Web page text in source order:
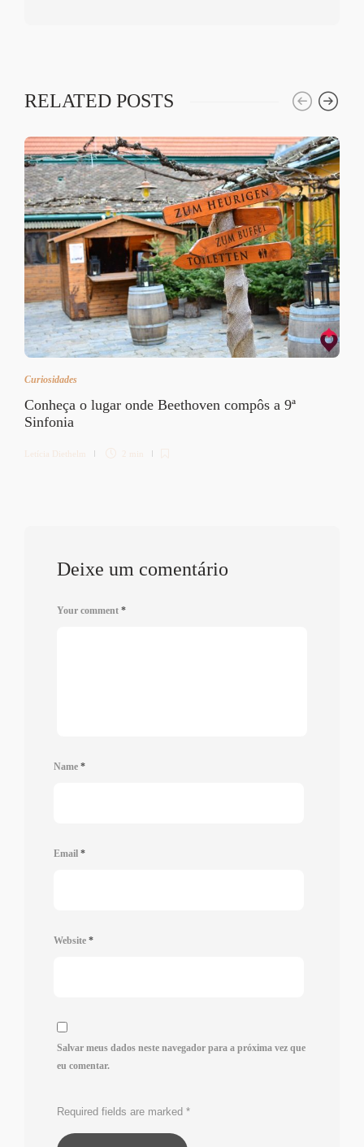
RELATED POSTS
Curiosidades
Conheça o lugar onde Beethoven compôs a 9ª
Sinfonia
Letícia Diethelm 2 min
Deixe um comentário
Your comment *
Name *
Email *
Website *
Salvar meus dados neste navegador para a próxima vez que
eu comentar.
Required fields are marked *